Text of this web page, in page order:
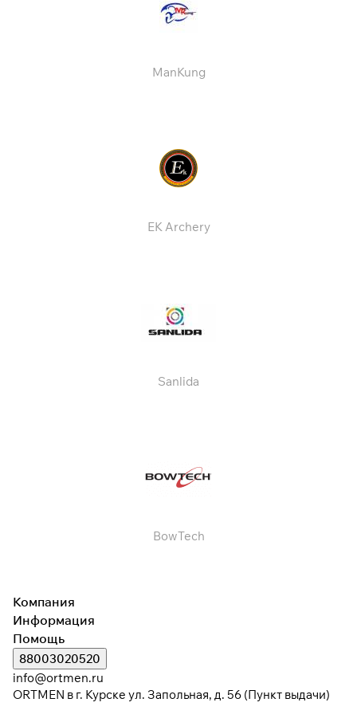
ManKung
EK Archery
Sanlida
BowTech
Компания
Информация
Помощь
88003020520
info@ortmen.ru
ORTMEN в г. Курске ул. Запольная, д. 56 (Пункт выдачи)